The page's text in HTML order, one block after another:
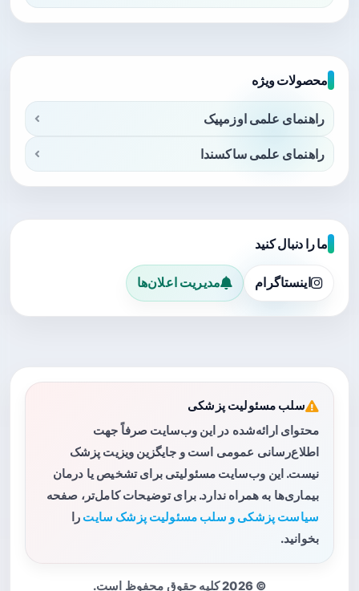
محصولات ویژه
راهنمای علمی اوزمپیک
راهنمای علمی ساکسندا
ما را دنبال کنید
اینستاگرام مدیریت اعلان‌ها
سلب مسئولیت پزشکی
محتوای ارائه‌شده در این وب‌سایت صرفاً جهت
اطلاع‌رسانی عمومی است و جایگزین ویزیت پزشک
نیست. این وب‌سایت مسئولیتی برای تشخیص یا درمان
بیماری‌ها به همراه ندارد. برای توضیحات کامل‌تر، صفحه
سیاست پزشکی و سلب مسئولیت پزشک سایت را
بخوانید.
© 2026 کلیه حقوق محفوظ است.